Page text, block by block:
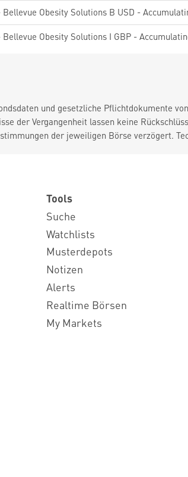
Obesity Solutions B USD -
Obesity Solutions I GBP -
und gesetzliche Pflichtdokumente von
der Vergangenheit lassen keine
der jeweiligen Börse verzögert.
Tools
Suche
Watchlists
Musterdepots
Notizen
Alerts
Realtime Börsen
My Markets